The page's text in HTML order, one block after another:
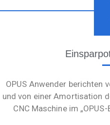
OPUS Anwender berichten
und von einer Amortisation
CNC Maschine im